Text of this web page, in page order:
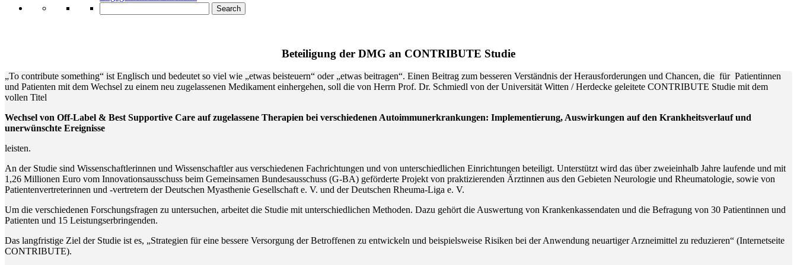
Search
Beteiligung der DMG an CONTRIBUTE Studie
„To contribute something“ ist Englisch und bedeutet so viel wie „etwas beisteuern“ oder „etwas beitragen“. Einen Beitrag zum besseren Verständnis der Herausforderungen und Chancen, die für Patientinnen
und Patienten mit dem Wechsel zu einem neu zugelassenen Medikament einhergehen, soll die von Herrn Prof. Dr. Schmiedl von der Universität Witten / Herdecke geleitete CONTRIBUTE Studie mit dem
vollen Titel
Wechsel von Off-Label & Best Supportive Care auf zugelassene Therapien bei verschiedenen Autoimmunerkrankungen: Implementierung, Auswirkungen auf den Krankheitsverlauf und
unerwünschte Ereignisse
leisten.
An der Studie sind Wissenschaftlerinnen und Wissenschaftler aus verschiedenen Fachrichtungen und von unterschiedlichen Einrichtungen beteiligt. Unterstützt wird das über zweieinhalb Jahre laufende und mit
1,26 Millionen Euro vom Innovationsausschuss beim Gemeinsamen Bundesausschuss (G-BA) geförderte Projekt von praktizierenden Ärztinnen aus den Gebieten Neurologie und Rheumatologie, sowie von
Patientenvertreterinnen und -vertretern der Deutschen Myasthenie Gesellschaft e. V. und der Deutschen Rheuma-Liga e. V.
Um die verschiedenen Forschungsfragen zu untersuchen, arbeitet die Studie mit unterschiedlichen Methoden. Dazu gehört die Auswertung von Krankenkassendaten und die Befragung von 30 Patientinnen und
Patienten und 15 Leistungserbringenden.
Das langfristige Ziel der Studie ist es, „Strategien für eine bessere Versorgung der Betroffenen zu entwickeln und beispielsweise Risiken bei der Anwendung neuartiger Arzneimittel zu reduzieren“ (Internetseite
CONTRIBUTE).